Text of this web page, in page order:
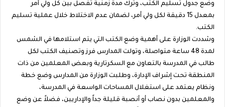
وضع جدول تسليم الكتب، وترك مدة زمنية تفصل بين كل ولي أمر
بمعدل 15 دقيقة لكل ولي أمر، لضمان عدم الاختلاط خلال عملية تسليم
الكتب.
وشددت الوزارة على أهمية وضع الكتب التي يتم استلامها في الشمس
لمدة 48 ساعة متواصلة، وتولت المدارس فرز وتصنيف الكتب لكل
طالب في المدرسة بالتعاون مع السكرتارية وبعض المعلمين من ذات
المنطقة تحت إشراف الإدارة، وطلبت الوزارة من المدارس وضع خطة
ونظام يعتمد على استغلال المساحات الواسعة في المدرسة،
والمعلمين بدون نصاب أو أنصبة قليلة جداً والإداريين، فضلاً عن وضع